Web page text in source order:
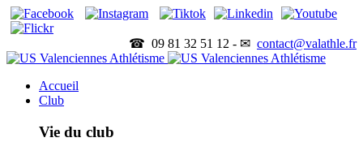
☎ 09 81 32 51 12 - ✉ contact@valathle.fr
Accueil
Club
Vie du club